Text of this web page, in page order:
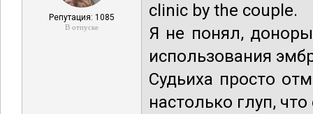
Репутация: 1085
В отпуске
clinic by the couple.
Я не понял,
использования
Судьиха просто
настолько глуп,